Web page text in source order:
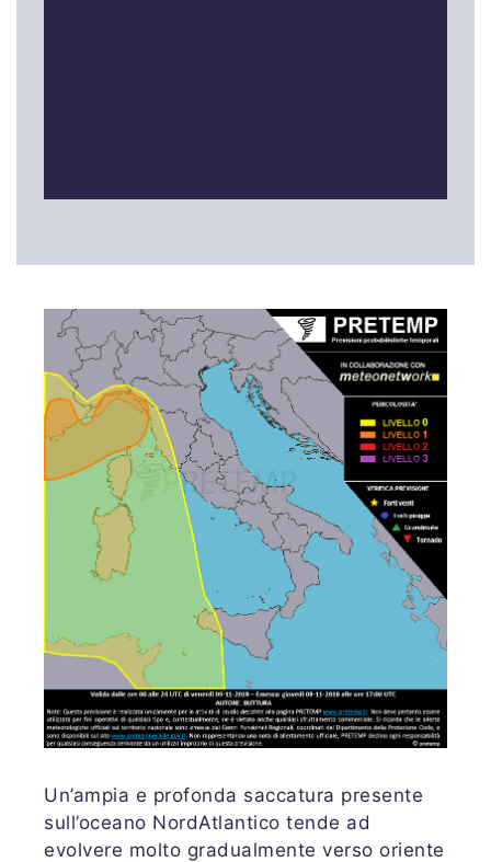
Un’ampia e profonda saccatura presente
sull’oceano NordAtlantico tende ad
evolvere molto gradualmente verso oriente